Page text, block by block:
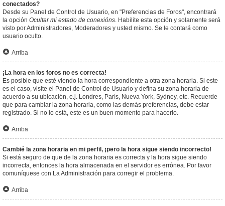
conectados?
Desde su Panel de Control de Usuario, en "Preferencias de Foros", encontrará
la opción Ocultar mi estado de conexións. Habilite esta opción y solamente será
visto por Administradores, Moderadores y usted mismo. Se le contará como
usuario oculto.
Arriba
¡La hora en los foros no es correcta!
Es posible que esté viendo la hora correspondiente a otra zona horaria. Si este
es el caso, visite el Panel de Control de Usuario y defina su zona horaria de
acuerdo a su ubicación, e.j. Londres, París, Nueva York, Sydney, etc. Recuerde
que para cambiar la zona horaria, como las demás preferencias, debe estar
registrado. Si no lo está, este es un buen momento para hacerlo.
Arriba
Cambié la zona horaria en mi perfil, ¡pero la hora sigue siendo incorrecto!
Si está seguro de que de la zona horaria es correcta y la hora sigue siendo
incorrecta, entonces la hora almacenada en el servidor es errónea. Por favor
comuníquese con La Administración para corregir el problema.
Arriba